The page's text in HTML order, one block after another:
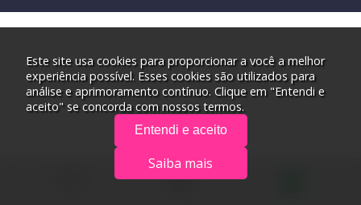
Este site usa cookies para proporcionar a você a melhor
experiência possível. Esses cookies são utilizados para
análise e aprimoramento contínuo. Clique em "Entendi e
aceito" se concorda com nossos termos.
Entendi e aceito
Saiba mais